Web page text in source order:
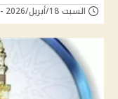
السبت 18/أبريل/2026 - 11:02 م